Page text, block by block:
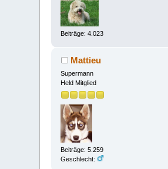
Beiträge: 4.023
Mattieu
Supermann
Held Mitglied
Beiträge: 5.259
Geschlecht: